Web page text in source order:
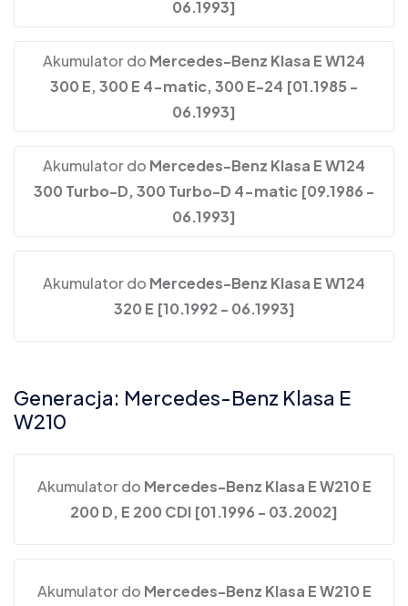
06.1993]
Akumulator do Mercedes-Benz Klasa E W124
300 E, 300 E 4-matic, 300 E-24 [01.1985 -
06.1993]
Akumulator do Mercedes-Benz Klasa E W124
300 Turbo-D, 300 Turbo-D 4-matic [09.1986 -
06.1993]
Akumulator do Mercedes-Benz Klasa E W124
320 E [10.1992 - 06.1993]
Generacja: Mercedes-Benz Klasa E
W210
Akumulator do Mercedes-Benz Klasa E W210 E
200 D, E 200 CDI [01.1996 - 03.2002]
Akumulator do Mercedes-Benz Klasa E W210 E